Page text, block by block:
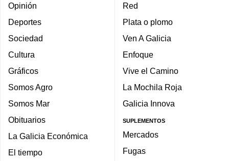
Opinión
Deportes
Sociedad
Cultura
Gráficos
Somos Agro
Somos Mar
Obituarios
La Galicia Económica
El tiempo
Red
Plata o plomo
Ven A Galicia
Enfoque
Vive el Camino
La Mochila Roja
Galicia Innova
SUPLEMENTOS
Mercados
Fugas